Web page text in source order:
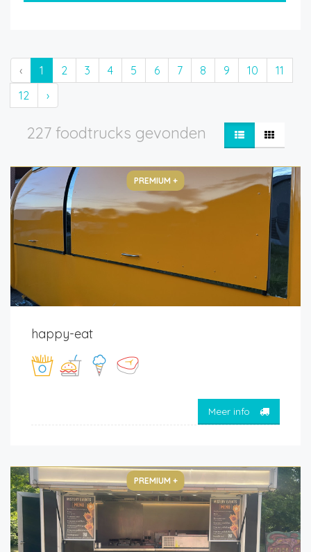
‹ 1 2 3 4 5 6 7 8 9 10
11
12
›
227 foodtrucks gevonden
PREMIUM +
happy-eat
Meer info
PREMIUM +